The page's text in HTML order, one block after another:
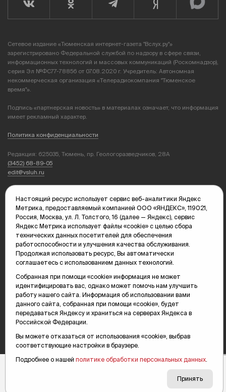
Сетевое издание «Тюменская интернет-газета "Вслух.ру"»
зарегистрировано Федеральной службой по надзору в сфере связи,
информационных технологий и массовых коммуникаций (Роскомнадзор),
серия Эл №ФС77-78856 от 07.08.2020 г. Учредитель: Автономная
некоммерческая организация «Телерадиокомпания "Тюменское
время"».
Подпись «партнерская новость» в материалах означает, что информация
имеет рекламный характер.
Политика конфиденциальности
Редакция: 625035, Тюмень, пр. Геологоразведчиков, 28А
(3452) 68-89-05
edit@vsluh.ru
Главный редактор: Панкина Т.Ю.
kika@vsluh.ru
По вопросам рекламы:
(3452) 68-89-78
kotovaev@sibinformburo.ru
mim@vsluh.ru
© 2000-2026 Тюменская интернет-газета «Вслух.ру»
Настоящий ресурс использует сервис веб-аналитики Яндекс
Метрика, предоставляемый компанией ООО «ЯНДЕКС», 119021,
Россия, Москва, ул. Л. Толстого, 16 (далее — Яндекс), сервис
Яндекс Метрика использует файлы «cookie» с целью сбора
технических данных посетителей для обеспечения
работоспособности и улучшения качества обслуживания.
Продолжая использовать ресурс, Вы автоматически
соглашаетесь с использованием данных технологий.
Собранная при помощи «cookie» информация не может
идентифицировать вас, однако может помочь нам улучшить
работу нашего сайта. Информация об использовании вами
данного сайта, собранная при помощи «cookie», будет
передаваться Яндексу и храниться на серверах Яндекса в
Российской Федерации.
Вы можете отказаться от использования «cookie», выбрав
соответствующие настройки в браузере.
Подробнее о нашей политике обработки персональных данных
Принять